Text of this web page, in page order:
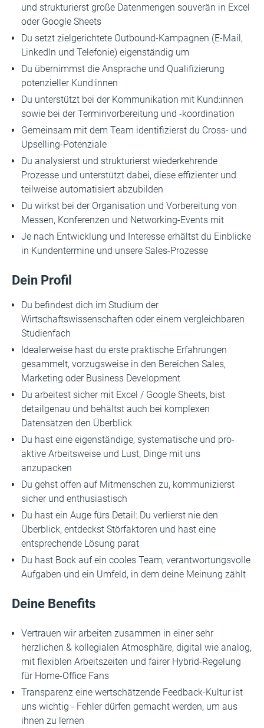
und strukturierst große Datenmengen souverän in Excel
oder Google Sheets
Du setzt zielgerichtete Outbound-Kampagnen (E-Mail,
LinkedIn und Telefonie) eigenständig um
Du übernimmst die Ansprache und Qualifizierung
potenzieller Kund:innen
Du unterstützt bei der Kommunikation mit Kund:innen
sowie bei der Terminvorbereitung und -koordination
Gemeinsam mit dem Team identifizierst du Cross- und
Upselling-Potenziale
Du analysierst und strukturierst wiederkehrende
Prozesse und unterstützt dabei, diese effizienter und
teilweise automatisiert abzubilden
Du wirkst bei der Organisation und Vorbereitung von
Messen, Konferenzen und Networking-Events mit
Je nach Entwicklung und Interesse erhältst du Einblicke
in Kundentermine und unsere Sales-Prozesse
Dein Profil
Du befindest dich im Studium der
Wirtschaftswissenschaften oder einem vergleichbaren
Studienfach
Idealerweise hast du erste praktische Erfahrungen
gesammelt, vorzugsweise in den Bereichen Sales,
Marketing oder Business Development
Du arbeitest sicher mit Excel / Google Sheets, bist
detailgenau und behältst auch bei komplexen
Datensätzen den Überblick
Du hast eine eigenständige, systematische und pro-
aktive Arbeitsweise und Lust, Dinge mit uns
anzupacken
Du gehst offen auf Mitmenschen zu, kommunizierst
sicher und enthusiastisch
Du hast ein Auge fürs Detail: Du verlierst nie den
Überblick, entdeckst Störfaktoren und hast eine
entsprechende Lösung parat
Du hast Bock auf ein cooles Team, verantwortungsvolle
Aufgaben und ein Umfeld, in dem deine Meinung zählt
Deine Benefits
Vertrauen wir arbeiten zusammen in einer sehr
herzlichen & kollegialen Atmosphäre, digital wie analog,
mit flexiblen Arbeitszeiten und fairer Hybrid-Regelung
für Home-Office Fans
Transparenz eine wertschätzende Feedback-Kultur ist
uns wichtig - Fehler dürfen gemacht werden, um aus
ihnen zu lernen